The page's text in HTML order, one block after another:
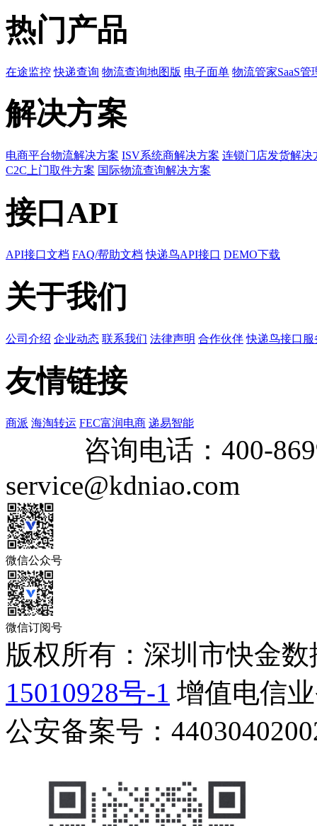
热门产品
在途监控 快递查询 物流查询地图版 电子面单 物流管家SaaS管
解决方案
电商平台物流解决方案 ISV系统商解决方案 连锁门店发货解决
C2C上门取件方案 国际物流查询解决方案
接口API
API接口文档 FAQ/帮助文档 快递鸟API接口 DEMO下载
关于我们
公司介绍 企业动态 联系我们 法律声明 合作伙伴 快递鸟接口服
友情链接
商派 海淘转运 FEC富润电商 递易智能
咨询电话： 400-
service@kdniao.com
微信公众号
微信订阅号
版权所有：深圳市快金
15010928号-1 增值电信
公安备案号：